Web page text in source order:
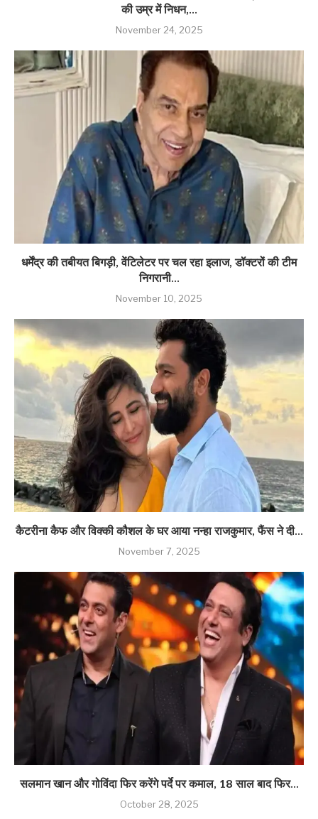
की उम्र में निधन,...
November 24, 2025
धर्मेंद्र की तबीयत बिगड़ी, वेंटिलेटर पर चल रहा इलाज, डॉक्टरों की टीम
निगरानी...
November 10, 2025
कैटरीना कैफ और विक्की कौशल के घर आया नन्हा राजकुमार, फैंस ने दी...
November 7, 2025
सलमान खान और गोविंदा फिर करेंगे पर्दे पर कमाल, 18 साल बाद फिर...
October 28, 2025